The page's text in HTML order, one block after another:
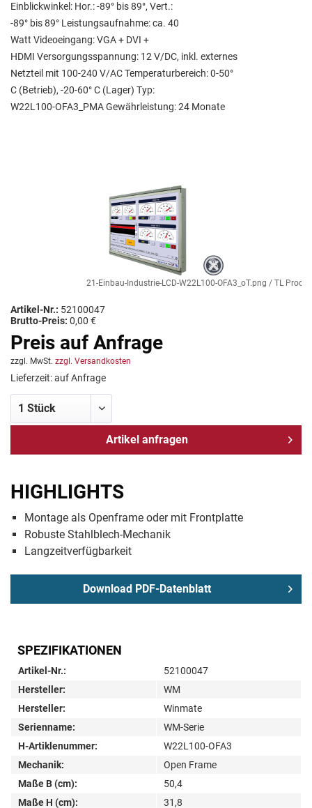
Einblickwinkel: Hor.: -89° bis 89°, Vert.:
-89° bis 89° Leistungsaufnahme: ca. 40
Watt Videoeingang: VGA + DVI +
HDMI Versorgungsspannung: 12 V/DC, inkl. externes
Netzteil mit 100-240 V/AC Temperaturbereich: 0-50°
C (Betrieb), -20-60° C (Lager) Typ:
W22L100-OFA3_PMA Gewährleistung: 24 Monate
21-Einbau-Industrie-LCD-W22L100-OFA3_oT.png / TL
Artikel-Nr.: 52100047
Brutto-Preis: 0,00 €
Preis auf Anfrage
zzgl. MwSt. zzgl. Versandkosten
Lieferzeit: auf Anfrage
Artikel anfragen
HIGHLIGHTS
Montage als Openframe oder mit Frontplatte
Robuste Stahlblech-Mechanik
Langzeitverfügbarkeit
Download PDF-Datenblatt
SPEZIFIKATIONEN
Artikel-Nr.:
52100047
Hersteller:
WM
Hersteller:
Winmate
Serienname:
WM-Serie
H-Artiklenummer:
W22L100-OFA3
Mechanik:
Open Frame
Maße B (cm):
50,4
Maße H (cm):
31,8